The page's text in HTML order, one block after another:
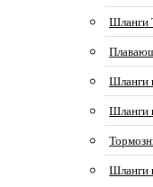
Шланги
Шланги
Шланги
Шланги